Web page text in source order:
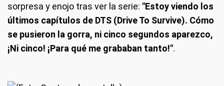
sorpresa y enojo tras ver la serie: "Estoy viendo los
últimos capítulos de DTS (Drive To Survive). Cómo
se pusieron la gorra, ni cinco segundos aparezco,
¡Ni cinco! ¡Para qué me grababan tanto!".